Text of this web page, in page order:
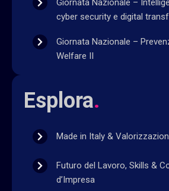
cyber security e digital
Giornata Nazionale –
Welfare II
Esplora.
Made in Italy &
Futuro del Lavoro, Skills &
d’Impresa